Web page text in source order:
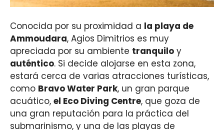
Conocida por su proximidad a la playa de
Ammoudara, Agios Dimitrios es muy
apreciada por su ambiente tranquilo y
auténtico. Si decide alojarse en esta zona,
estará cerca de varias atracciones turísticas,
como Bravo Water Park, un gran parque
acuático, el Eco Diving Centre, que goza de
una gran reputación para la práctica del
submarinismo, y una de las playas de